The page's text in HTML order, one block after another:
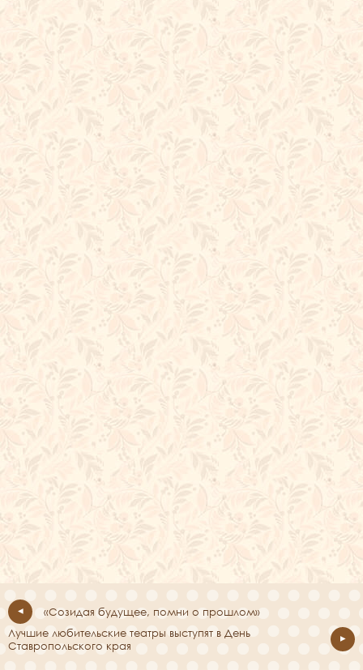
«Созидая будущее, помни о прошлом»
Лучшие любительские театры выступят в День
Ставропольского края